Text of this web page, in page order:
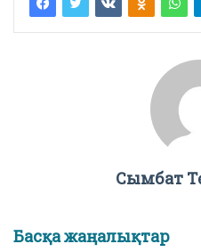
Сымбат
Басқа жаңалықтар